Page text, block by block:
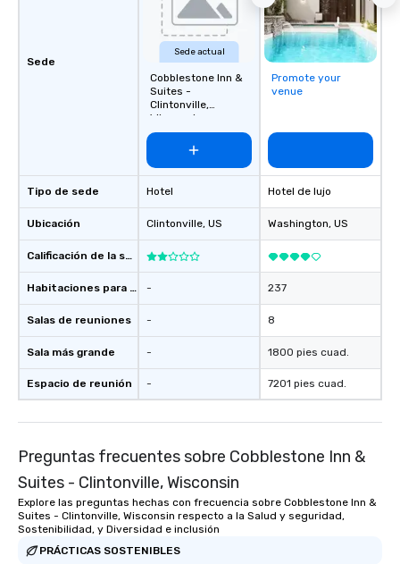
Sede
Tipo de sede
Ubicación
Calificación de la sede
Habitaciones para huéspedes
Salas de reuniones
Sala más grande
Espacio de reunión
Sede actual
Cobblestone Inn &
Suites -
Clintonville,
Wisconsin
Hotel
Clintonville, US
-
-
-
-
Promote your
venue
Hotel de lujo
Washington, US
237
8
1800 pies cuad.
7201 pies cuad.
Preguntas frecuentes sobre Cobblestone Inn &
Suites - Clintonville, Wisconsin
Explore las preguntas hechas con frecuencia sobre Cobblestone Inn &
Suites - Clintonville, Wisconsin respecto a la Salud y seguridad,
Sostenibilidad, y Diversidad e inclusión
PRÁCTICAS SOSTENIBLES